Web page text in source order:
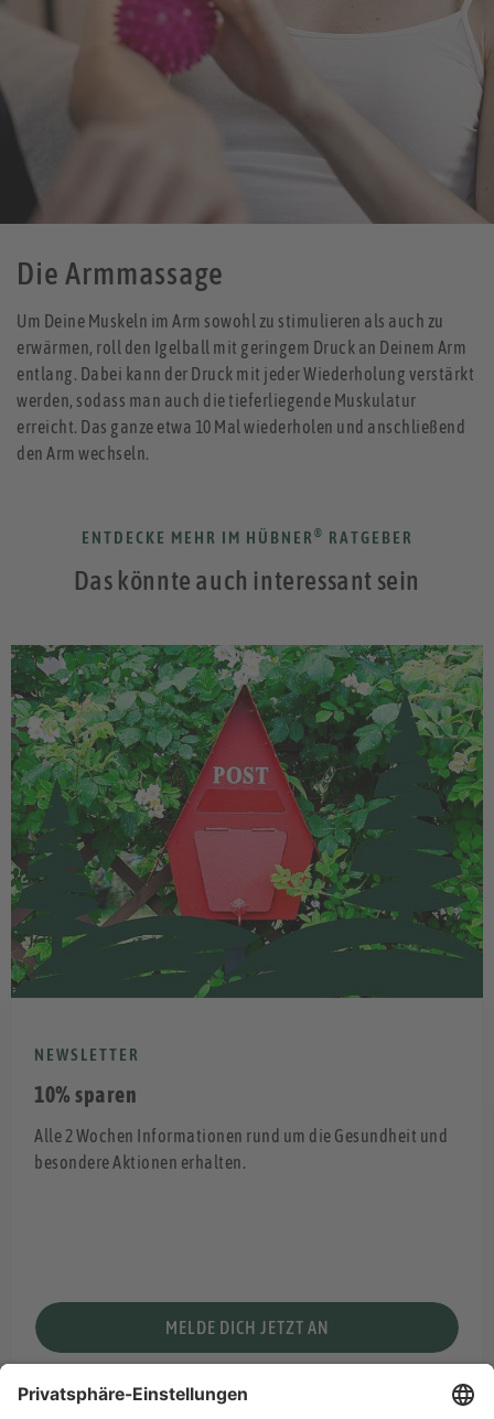
Die Armmassage
Um Deine Muskeln im Arm sowohl zu stimulieren als auch zu
erwärmen, roll den Igelball mit geringem Druck an Deinem Arm
entlang. Dabei kann der Druck mit jeder Wiederholung verstärkt
werden, sodass man auch die tieferliegende Muskulatur
erreicht. Das ganze etwa 10 Mal wiederholen und anschließend
den Arm wechseln.
ENTDECKE MEHR IM HÜBNER ® RATGEBER
Das könnte auch interessant sein
NEWSLETTER
10% sparen
Alle 2 Wochen Informationen rund um die Gesundheit und
besondere Aktionen erhalten.
MELDE DICH JETZT AN